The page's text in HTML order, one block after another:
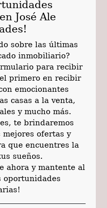
José Ale
sobre las últimas
inmobiliario?
para recibir
primero en recibir
emocionantes
casas a la venta,
y mucho más.
te brindaremos
mejores ofertas y
que encuentres la
sueños.
ahora y mantente al
oportunidades